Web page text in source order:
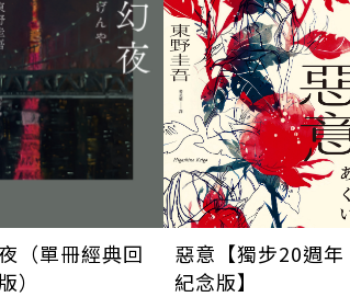
（單冊經典回
）
惡意【獨步20週年
紀念版】